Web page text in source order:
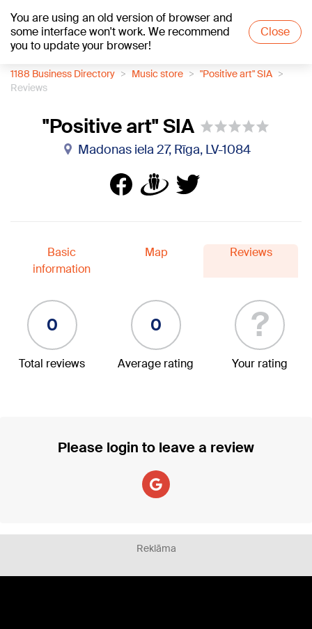
You are using an old version of browser and
some interface won't work. We recommend
you to update your browser!
Close
+16°C
1188 Business Directory Music store
"Positive art" SIA
Reviews
"Positive art" SIA
Madonas iela 27, Rīga, LV-1084
Basic
information
Map Reviews
0
Total reviews
0
Average rating
?
Your rating
Please login to leave a review
Reklāma